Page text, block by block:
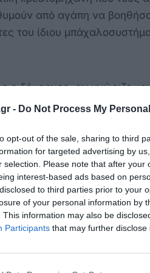
- Do Not Process My
opt-out of the sale, sharing to third
for targeted advertising by
selection. Please note that after
interest-based ads based on
to third parties prior to your
of your personal information by
This information may also be
Participants that may further disclose
από αγάπη να
του ίδιου
ο δήμαρχος, αν γνώριζε
αυτοδιοίκηση! Την
και τα δικαιώματα του!
λαού! Το φορτίο που θα
ζωή και την περιουσία του
πολίτης εξαιτίας της
και τον άφησαν
σε εργάτη να
για χορηγίες, να βάζει